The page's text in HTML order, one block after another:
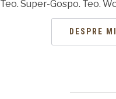
Teo. Super-Gospo. Teo.
DESPRE